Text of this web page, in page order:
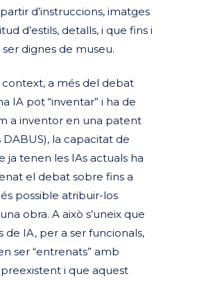
d’instruccions, imatges
d’estils, detalls, i que fins i
dignes de museu.
context, a més del debat
IA pot “inventar” i ha de
a inventor en una patent
DABUS), la capacitat de
ja tenen les IAs actuals ha
el debat sobre fins a
possible atribuir-los
obra. A això s’uneix que
de IA, per a ser funcionals,
ser “entrenats” amb
i que aquest